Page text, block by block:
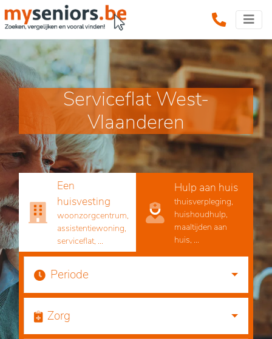
Serviceflat West-
Vlaanderen
Een
huisvesting
woonzorgcentrum,
assistentiewoning,
serviceflat, ...
Hulp aan huis
thuisverpleging,
huishoudhulp,
maaltijden aan
huis, ...
Periode
Zorg